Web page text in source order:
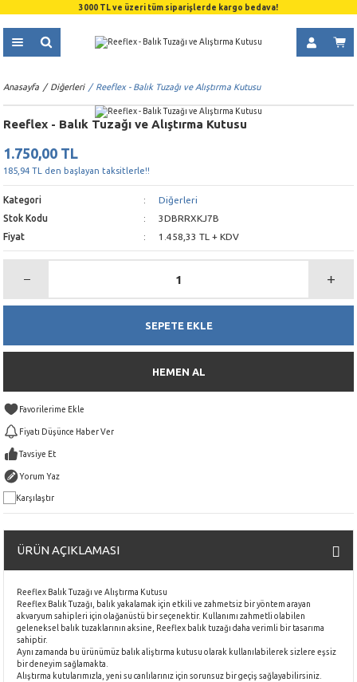
3000 TL ve üzeri tüm siparişlerde kargo bedava!
Anasayfa Diğerleri Reeflex - Balık Tuzağı ve Alıştırma Kutusu
Reeflex - Balık Tuzağı ve Alıştırma Kutusu
1.750,00 TL
185,94 TL den başlayan taksitlerle!!
Kategori
Diğerleri
Stok Kodu
3DBRRXKJ7B
Fiyat
1.458,33 TL + KDV
SEPETE EKLE
HEMEN AL
Fiyatı Düşünce Haber Ver
Tavsiye Et
Yorum Yaz
Karşılaştır
ÜRÜN AÇIKLAMASI
Reeflex Balık Tuzağı ve Alıştırma Kutusu
Reeflex Balık Tuzağı, balık yakalamak için etkili ve zahmetsiz bir yöntem arayan
akvaryum sahipleri için olağanüstü bir seçenektir. Kullanımı zahmetli olabilen
geleneksel balık tuzaklarının aksine, Reeflex balık tuzağı daha verimli bir tasarıma
sahiptir.
Aynı zamanda bu ürünümüz balık aliştırma kutusu olarak kullanılabilerek sizlere eşsiz
bir deneyim sağlamakta.
Alıştırma kutularımızla, yeni su canlılarınız için sorunsuz bir geçiş sağlayabilirsiniz.